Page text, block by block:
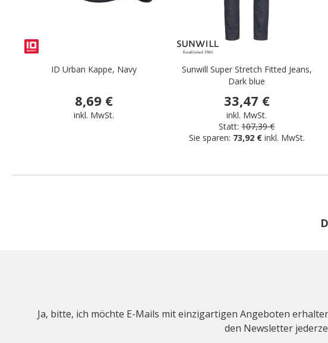
ID Urban Kappe, Navy
8,69 €
inkl. MwSt.
Sunwill Super Stretch Fitted Jeans,
Dark blue
33,47 €
inkl. MwSt.
Statt: 107,39 €
Sie sparen: 73,92 € inkl. MwSt.
Ja, bitte, ich möchte E-Mails mit einzigartigen Angeboten
den Newsletter